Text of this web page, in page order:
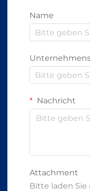
Name
Nachricht
Attachment
Bitte laden